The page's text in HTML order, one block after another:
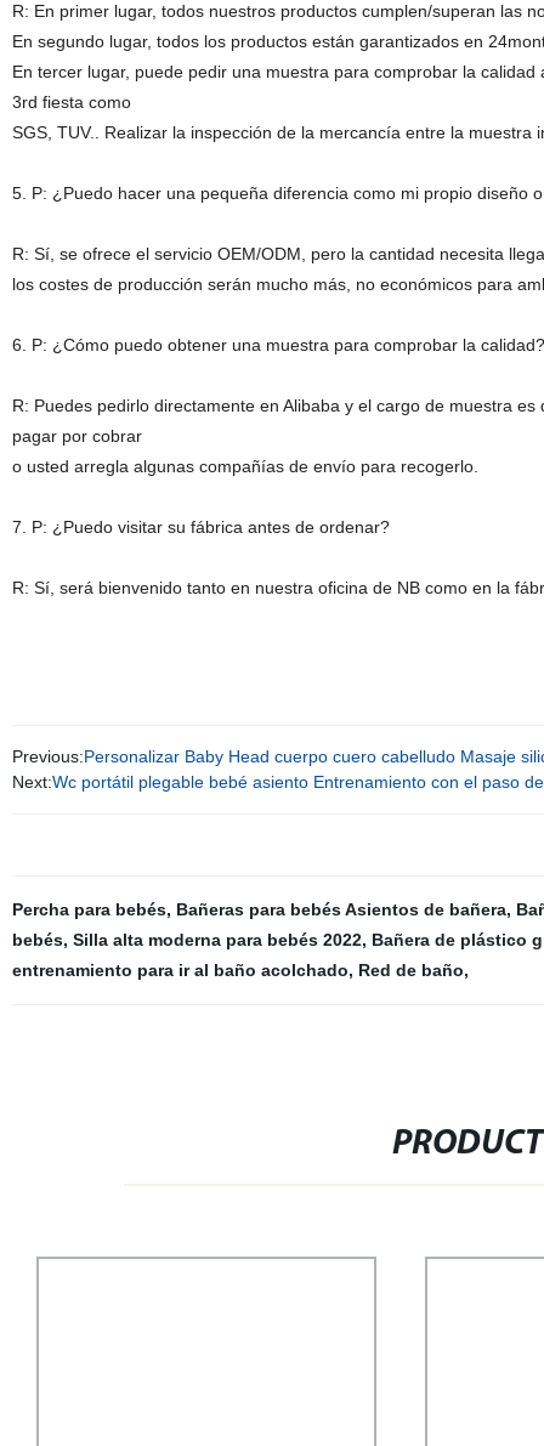
R: En primer lugar, todos nuestros productos cumplen/superan las
En segundo lugar, todos los productos están garantizados en
En tercer lugar, puede pedir una muestra para comprobar la
3rd fiesta como
SGS, TUV.. Realizar la inspección de la mercancía entre la muestra
5. P: ¿Puedo hacer una pequeña diferencia como mi propio diseño
R: Sí, se ofrece el servicio OEM/ODM, pero la cantidad necesita
los costes de producción serán mucho más, no económicos para
6. P: ¿Cómo puedo obtener una muestra para comprobar la calidad?
R: Puedes pedirlo directamente en Alibaba y el cargo de muestra
pagar por cobrar
o usted arregla algunas compañías de envío para recogerlo.
7. P: ¿Puedo visitar su fábrica antes de ordenar?
R: Sí, será bienvenido tanto en nuestra oficina de NB como en la
Previous:Personalizar Baby Head cuerpo cuero cabelludo Masaje
Next:Wc portátil plegable bebé asiento Entrenamiento con el paso
Percha para bebés, Bañeras para bebés Asientos de bañera,
bebés, Silla alta moderna para bebés 2022, Bañera de plástico
entrenamiento para ir al baño acolchado, Red de baño,